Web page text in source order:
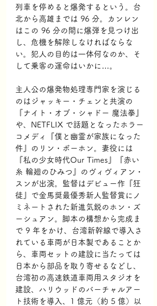
列車を停めると爆発するという。台
北から高雄までは 96 分。カンレン
はこの 96 分の間に爆弾を見つけ出
し、危機を解除しなければならな
い。犯人の目的は一体何なのか、そ
して乗客の運命はいかに…。
主人公の爆発物処理専門家を演じる
のはジャッキー・チェンと共演の
『ナイト・オブ・シャドー 魔法拳』
や、NETFLIX で話題となったホラー
コメディ『僕と幽霊が家族になった
件』のリン・ボーホン。妻役には
『私の少女時代Our Times』『赤い
糸 輪廻のひみつ』のヴィヴィアン・
スンが出演。監督はデビュー作『狂
徒』で金馬奨最優秀新人監督賞にノ
ミネートされた新進気鋭のホン・ズ
ーシュアン。脚本の構想から完成ま
で 9 年をかけ、台湾新幹線で導入さ
れている車両が日本製であることか
ら、車両セットの建設に当たっては
日本から部品を取り寄せるなどし、
台湾初の高速鉄道車両用スタジオを
建設、ハリウッドのバーチャルアー
ト技術を導入、1 億元（約 5 億）以